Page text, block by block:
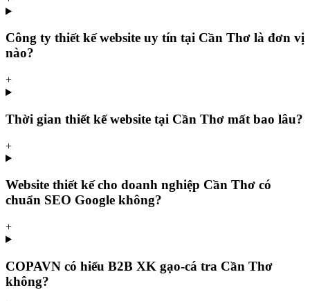
Công ty thiết kế website uy tín tại Cần Thơ là đơn vị
nào?
+
Thời gian thiết kế website tại Cần Thơ mất bao lâu?
+
Website thiết kế cho doanh nghiệp Cần Thơ có
chuẩn SEO Google không?
+
COPAVN có hiểu B2B XK gạo-cá tra Cần Thơ
không?